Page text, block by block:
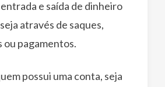
e saída de dinheiro
através de saques,
pagamentos.
possui uma conta, seja